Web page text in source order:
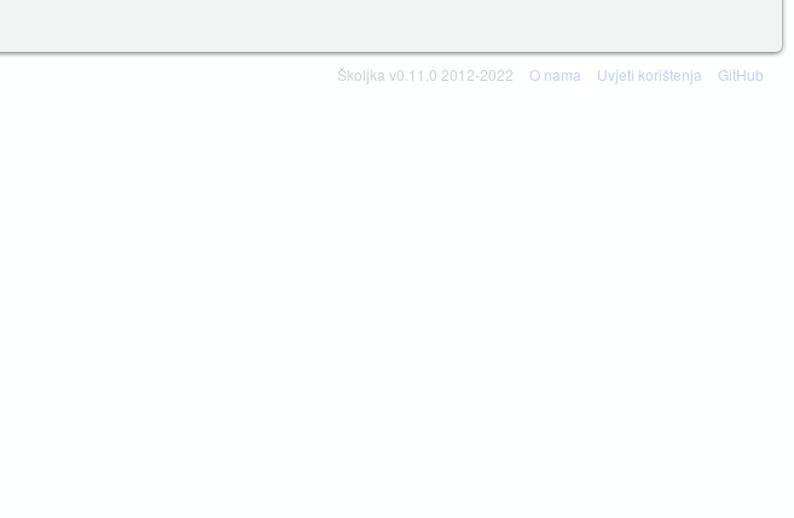
Školjka v0.11.0 2012-2022 O nama Uvjeti korištenja GitHub